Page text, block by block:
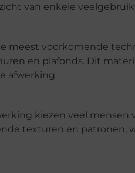
van enkele
meest voorkomende
en plafonds. Dit
afwerking.
kiezen veel mensen
texturen en patronen,